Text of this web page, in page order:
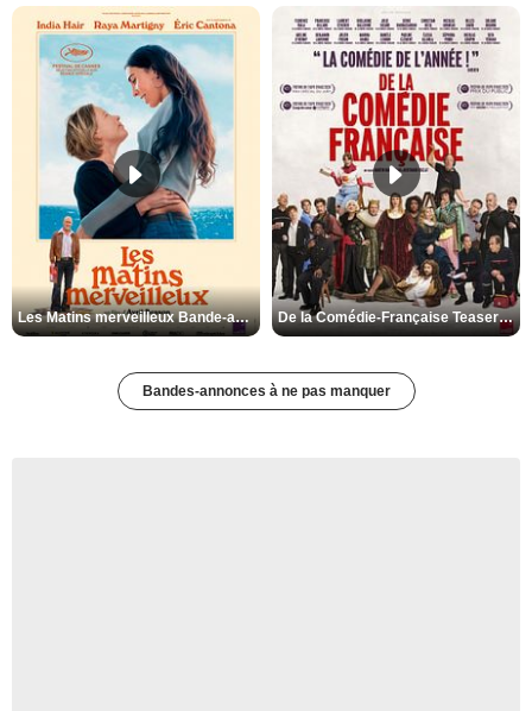
Les Matins merveilleux Bande-annonce VF De la Comédie-Française Teaser VF
Bandes-annonces à ne pas manquer